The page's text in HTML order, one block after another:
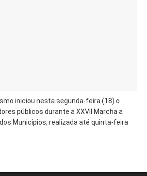
iniciou nesta segunda-feira (18) o
públicos durante a XXVII Marcha a
Municípios, realizada até quinta-feira